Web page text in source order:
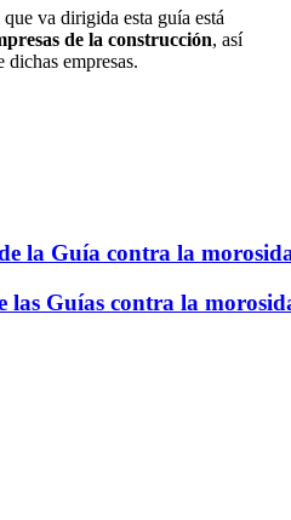
va dirigida esta guía está
de la construcción, así
empresas.
la Guía contra la
las Guías contra la